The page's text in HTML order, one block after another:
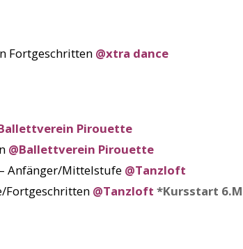
Fortgeschritten @xtra dance
Pirouette
@Ballettverein Pirouette
Anfänger/Mittelstufe @Tanzloft
@Tanzloft *Kursstart